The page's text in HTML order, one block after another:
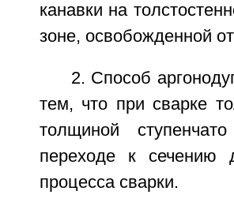
канавки на
зоне, освобожденной
2. Способ
тем, что при сварке
толщиной
переходе к сечению
процесса сварки.